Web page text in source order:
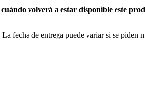
volverá a estar disponible este
fecha de entrega puede variar si se piden